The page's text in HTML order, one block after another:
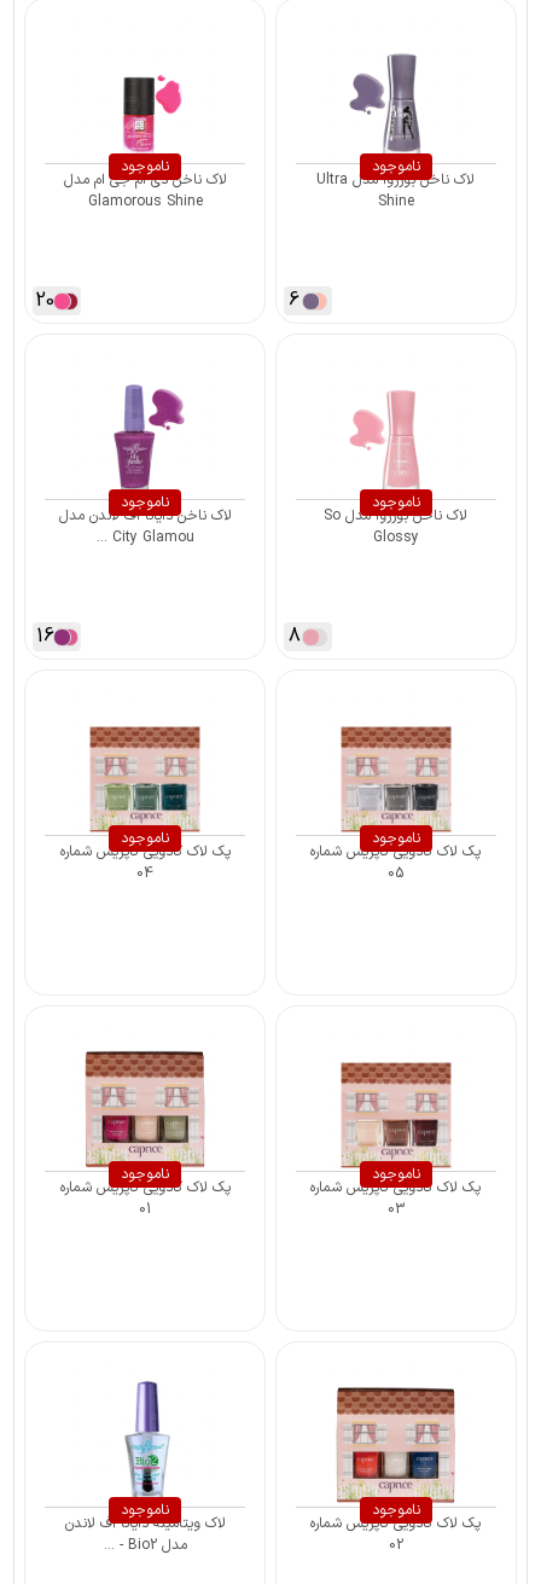
ناموجود
لاک ناخن بورژوآ مدل Ultra
Shine
6
ناموجود
لاک ناخن دی ام جی ام مدل
Glamorous Shine
20
ناموجود
لاک ناخن بورژوآ مدل So
Glossy
8
ناموجود
لاک ناخن دایانا آف لاندن مدل
City Glamou ...
16
ناموجود
پک لاک کادویی کاپریس شماره
05
ناموجود
پک لاک کادویی کاپریس شماره
04
ناموجود
پک لاک کادویی کاپریس شماره
03
ناموجود
پک لاک کادویی کاپریس شماره
01
ناموجود
پک لاک کادویی کاپریس شماره
02
ناموجود
لاک ویتامینه دایانا آف لاندن
مدل Bio2 - ...